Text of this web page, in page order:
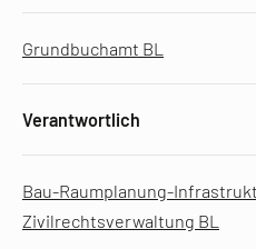
Grundbuchamt BL
Verantwortlich
Bau-Raumplanung-
Zivilrechtsverwaltung BL